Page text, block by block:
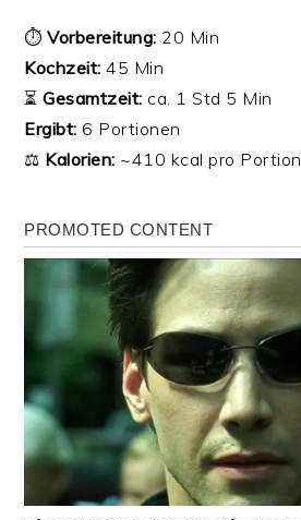
⏱Vorbereitung: 20 Min
Kochzeit: 45 Min
⏳Gesamtzeit: ca. 1 Std 5 Min
Ergibt: 6 Portionen
⚖️ Kalorien: ~410 kcal pro Portion